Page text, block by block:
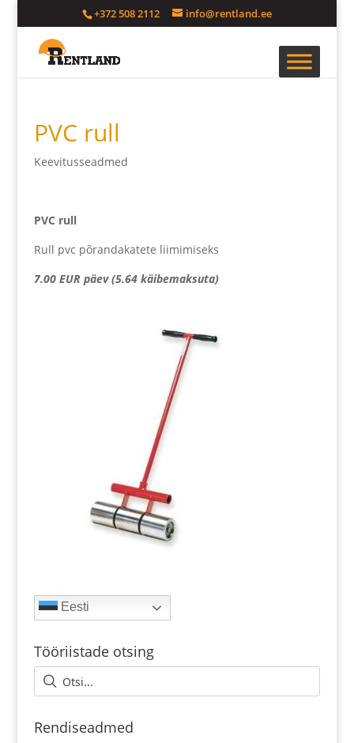
+372 508 2112 info@rentland.ee
PVC rull
Keevitusseadmed
PVC rull
Rull pvc põrandakatete liimimiseks
7.00 EUR päev (5.64 käibemaksuta)
Eesti
Tööriistade otsing
Rendiseadmed